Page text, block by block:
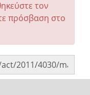
τον
πρόσβαση στο